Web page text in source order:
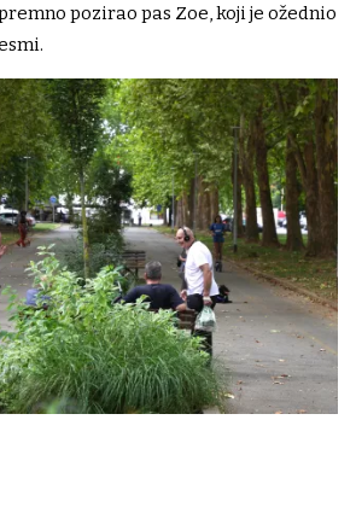
pozirao pas Zoe, koji je ožednio